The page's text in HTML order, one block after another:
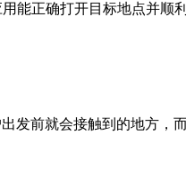
能正确打开目标地点并顺
发前就会接触到的地方，